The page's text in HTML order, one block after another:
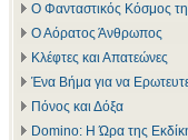
Ο Φανταστικός Κόσμος
Ο Αόρατος Άνθρωπος
Κλέφτες και Απατεώνες
Ένα Βήμα για να
Πόνος και Δόξα
Domino: Η Ώρα της